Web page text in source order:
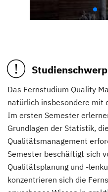
Das Fernstudium Quality
natürlich insbesondere mit
Im ersten Semester
Grundlagen der Statistik,
Qualitätsmanagement
Semester beschäftigt sich
Qualitätsplanung und -
konzentrieren sich die